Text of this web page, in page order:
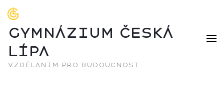
GYMNÁZIUM ČESKÁ
LÍPA
vzděláním pro budoucnost